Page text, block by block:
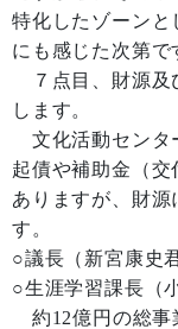
特化したゾーンと
にも感じた次第で
７点目、財源及
します。
文化活動センタ
起債や補助金（
ありますが、財源
す。
○議長（新宮康
○生涯学習課長
約12億円の総事